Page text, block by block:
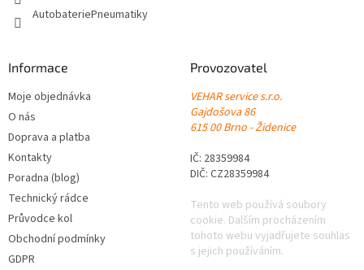
AutobateriePneumatiky
Informace
Moje objednávka
O nás
Doprava a platba
Kontakty
Poradna (blog)
Technický rádce
Průvodce kol
Obchodní podmínky
GDPR
Provozovatel
VEHAR service s.r.o.
Gajdošova 86
615 00 Brno - Židenice
IČ: 28359984
DIČ: CZ28359984
Tento web používá soubory
cookie. Dalším procházením
tohoto webu vyjadřujete souhlas
s jejich používáním.